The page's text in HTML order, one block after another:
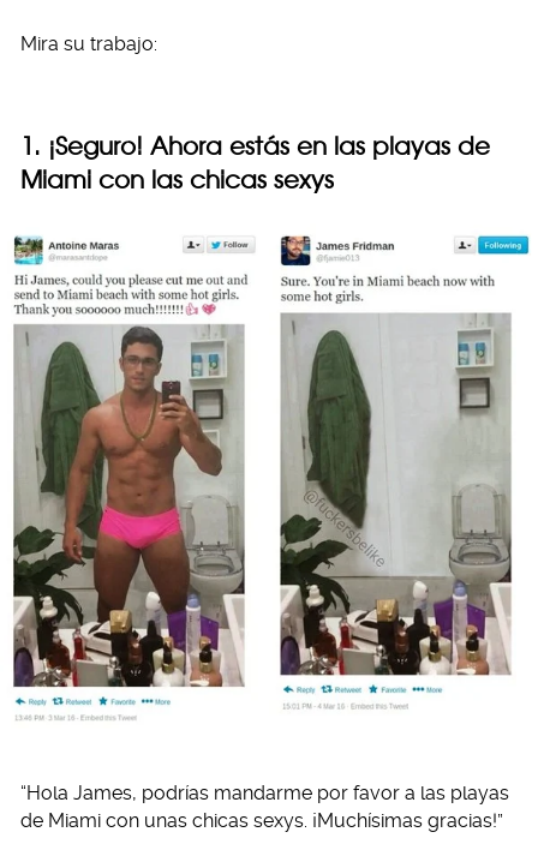
Mira su trabajo:
1. ¡Seguro! Ahora estás en las playas de
Miami con las chicas sexys
“Hola James, podrías mandarme por favor a las playas
de Miami con unas chicas sexys. ¡Muchísimas gracias!”